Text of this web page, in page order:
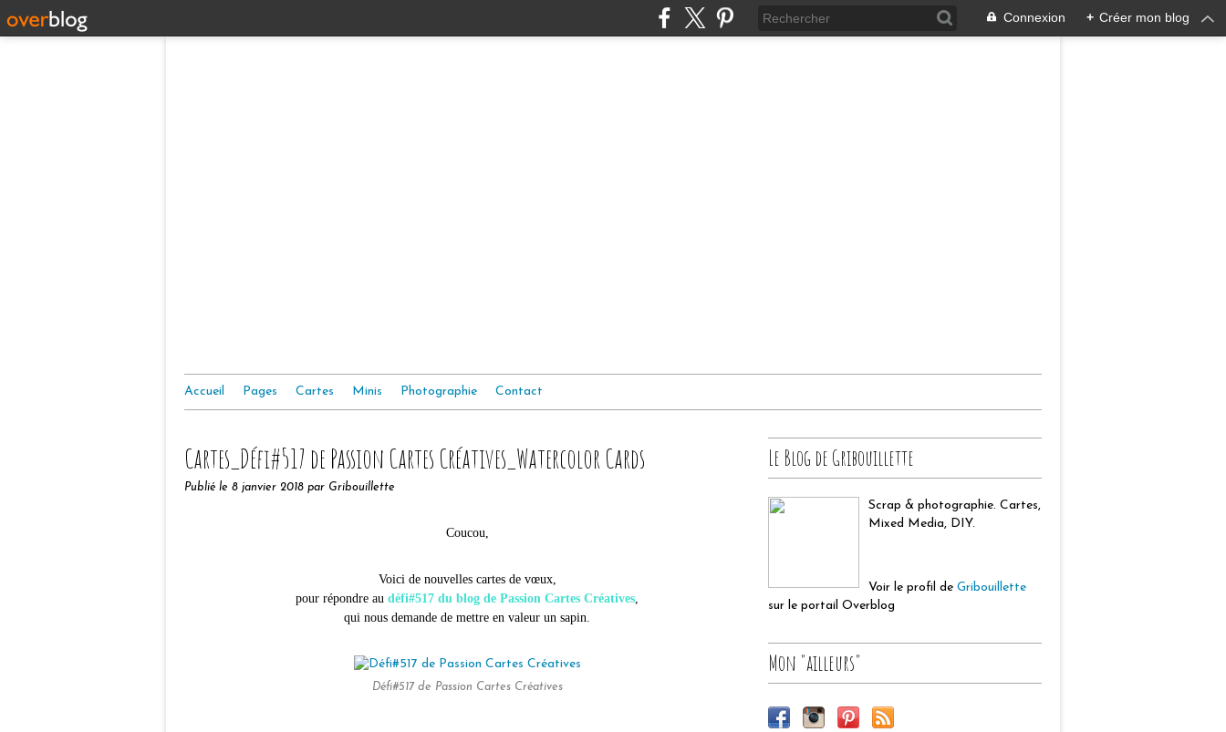
Connexion + Créer mon blog
Accueil Pages Cartes Minis Photographie Contact
Cartes_Défi#517 de Passion Cartes Créatives_Watercolor Cards
Publié le 8 janvier 2018 par Gribouillette
Coucou,
Voici de nouvelles cartes de vœux,
pour répondre au défi#517 du blog de Passion Cartes Créatives,
qui nous demande de mettre en valeur un sapin.
Défi#517 de Passion Cartes Créatives
Le Blog de Gribouillette
Scrap & photographie. Cartes,
Mixed Media, DIY.
Voir le profil de Gribouillette
sur le portail Overblog
Mon "ailleurs"